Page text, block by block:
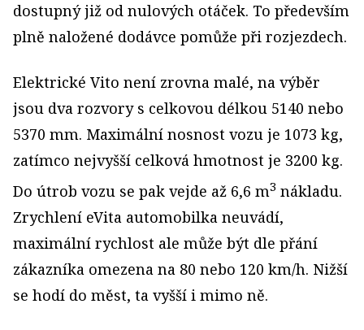
dostupný již od nulových otáček. To především
plně naložené dodávce pomůže při rozjezdech.
Elektrické Vito není zrovna malé, na výběr
jsou dva rozvory s celkovou délkou 5140 nebo
5370 mm. Maximální nosnost vozu je 1073 kg,
zatímco nejvyšší celková hmotnost je 3200 kg.
Do útrob vozu se pak vejde až 6,6 m3 nákladu.
Zrychlení eVita automobilka neuvádí,
maximální rychlost ale může být dle přání
zákazníka omezena na 80 nebo 120 km/h. Nižší
se hodí do měst, ta vyšší i mimo ně.